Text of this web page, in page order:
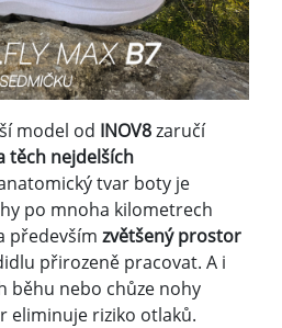
model od INOV8zaručí
těch nejdelších
tvar boty je
po mnoha kilometrech
především zvětšený prostor
přirozeně pracovat. A i
běhu nebo chůze nohy
eliminuje riziko otlaků.